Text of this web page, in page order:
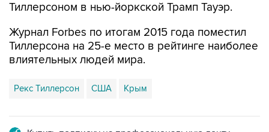
Журнал Forbes по итогам 2015 года поместил
влиятельных людей мира.
Рекс Тиллерсон США Крым
Подписаться на рассылку главных новостей сайта